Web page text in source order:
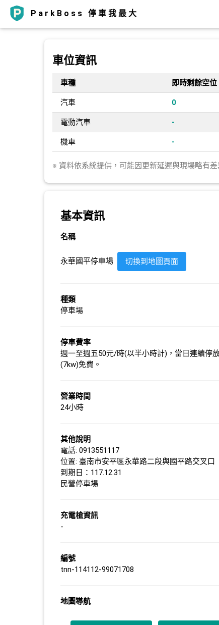
ParkBoss 停車我最大
車位資訊
車種 即時剩餘空位
汽車 0
電動汽車 -
機車 -
※ 資料依系統提供，可能因更新延遲與現場略有
基本資訊
名稱
永華國平停車場 切換到地圖頁面
種類
停車場
停車費率
週一至週五50元/時(以半小時計)，當日連續停
(7kw)免費。
營業時間
24小時
其他說明
電話: 0913551117
位置: 臺南市安平區永華路二段與國平路交叉口
到期日：117.12.31
民營停車場
充電槍資訊
-
編號
tnn-114112-99071708
地圖導航